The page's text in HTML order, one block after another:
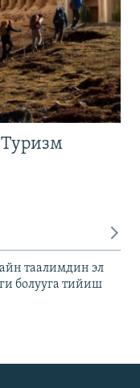
таалимдин эл
болууга тийиш